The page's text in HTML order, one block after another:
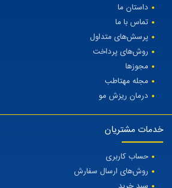
داستان ما
تماس با ما
پرسش‌های متداول
روش‌های پرداخت
مجوزها
مجله مهتاطب
درمان ریزش مو
خدمات مشتریان
حساب کاربری
روش‌های ارسال سفارش